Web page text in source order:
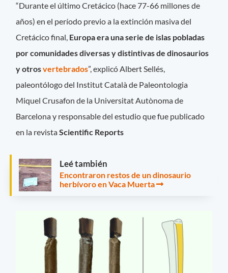
“Durante el último Cretácico (hace 77-66 millones de
años) en el período previo a la extinción masiva del
Cretácico final, Europa era una serie de islas pobladas
por comunidades diversas y distintivas de dinosaurios
y otrosvertebrados”, explicó Albert Sellés,
paleontólogo del Institut Català de Paleontologia
Miquel Crusafon de la Universitat Autònoma de
Barcelona y responsable del estudio que fue publicado
en la revistaScientific Reports
Leé también
Encontraron restos de un dinosaurio
herbívoro en Vaca Muerta